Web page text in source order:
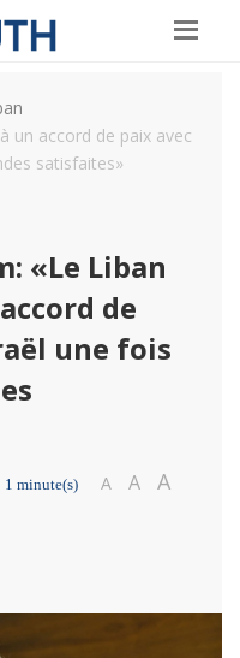
un accord de paix avec
satisfaites»
«Le Liban
de
une fois
1 minute(s) A A A